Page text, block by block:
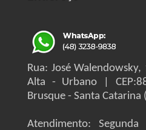
Rua: José
Alta - Urbano |
Brusque - Santa Catarina
Atendimento: